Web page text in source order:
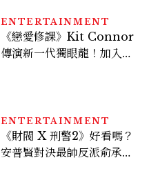
ENTERTAINMENT
《戀愛修課》Kit Connor
傳演新一代獨眼龍！加入新
ENTERTAINMENT
《財閥 X 刑警2》好看嗎？
安普賢對決最帥反派俞承